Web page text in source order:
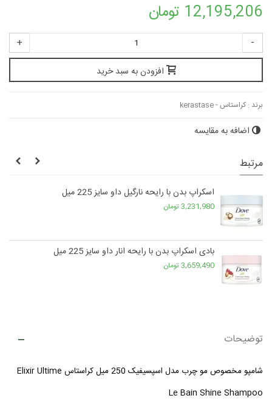
12,195,206 تومان
-
+
افزودن به سبد خرید
برند : کراستاس - kerastase
اضافه به مقایسه
مرتبط
اسکراپ بدن با رایحه نارگیل داو سایز 225 میل
3,231,980 تومان
بادی اسکراپ بدن با رایحه انار داو سایز 225 میل
3,659,490 تومان
توضیحات
شامپو مخصوص مو چرب مدل اسپسیفیک 250 میل کراستاس Elixir Ultime
Le Bain Shine Shampoo